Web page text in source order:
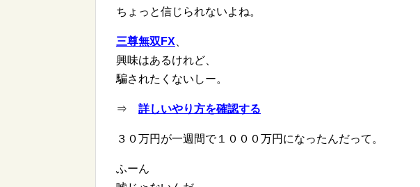
ちょっと信じられないよね。
三尊無双FX、
興味はあるけれど、
騙されたくないしー。
⇒ 詳しいやり方を確認する
３０万円が一週間で１０００万円になったんだって。
ふーん